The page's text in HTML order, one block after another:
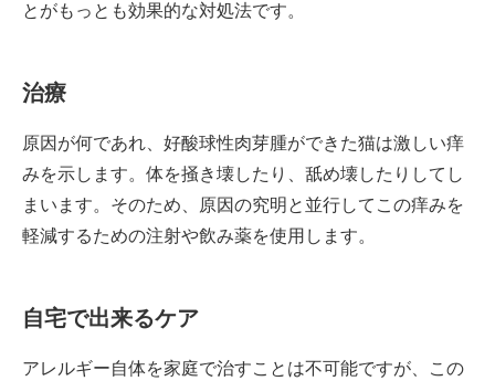
とがもっとも効果的な対処法です。
治療
原因が何であれ、好酸球性肉芽腫ができた猫は激しい痒
みを示します。体を掻き壊したり、舐め壊したりしてし
まいます。そのため、原因の究明と並行してこの痒みを
軽減するための注射や飲み薬を使用します。
自宅で出来るケア
アレルギー自体を家庭で治すことは不可能ですが、この